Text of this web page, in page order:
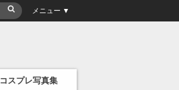
メニュー ▼
コスプレ写真集